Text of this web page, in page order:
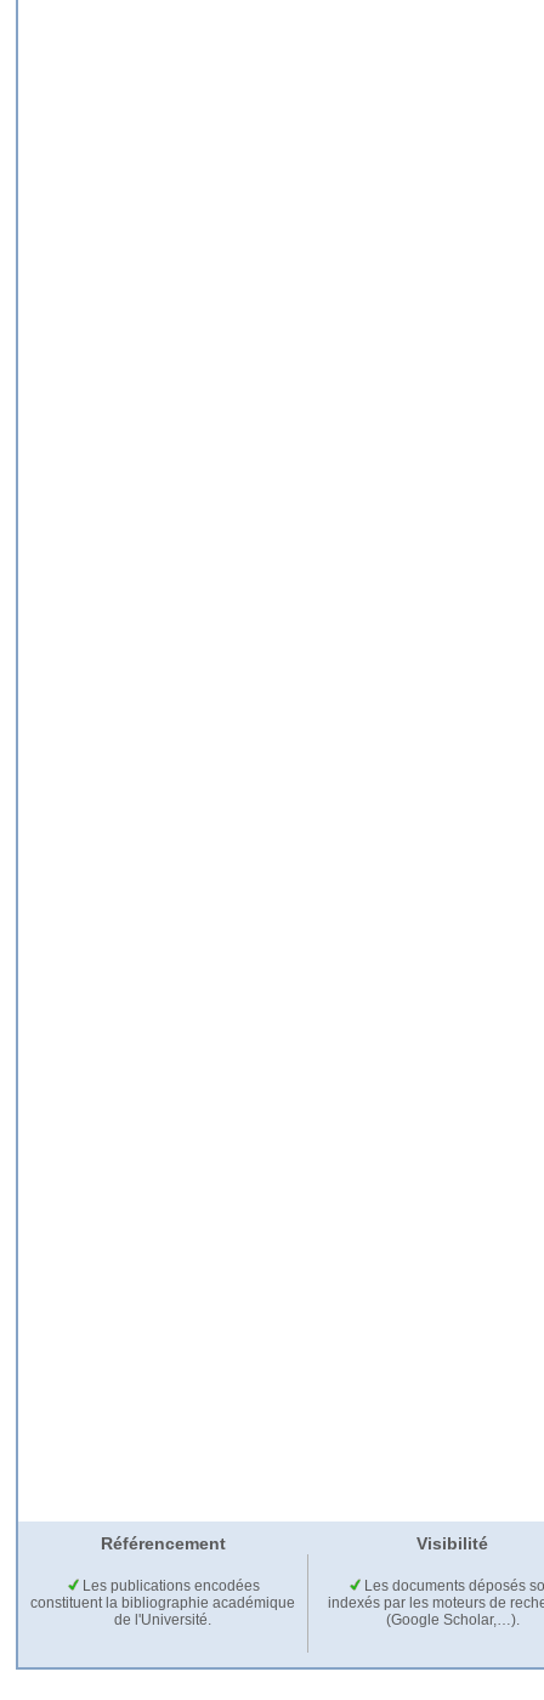
Référencement Visibilité
Les publications encodées
constituent la bibliographie académique
de l'Université.
Les documents déposés
indexés par les moteurs de
(Google Scholar,…).